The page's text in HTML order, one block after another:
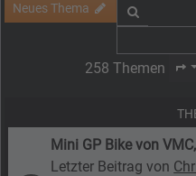
Neues Thema
258 Themen
Mini GP Bike von
Letzter Beitrag von